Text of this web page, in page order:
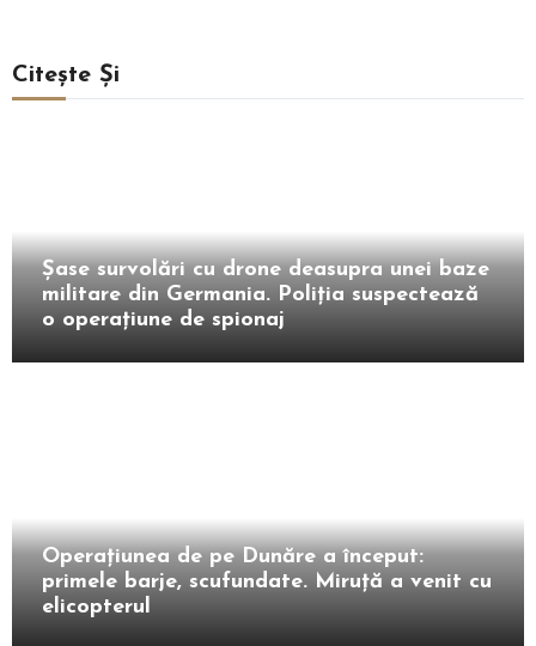
Citește Și
Șase survolări cu drone deasupra unei baze
militare din Germania. Poliția suspectează
o operațiune de spionaj
Operațiunea de pe Dunăre a început:
primele barje, scufundate. Miruță a venit cu
elicopterul